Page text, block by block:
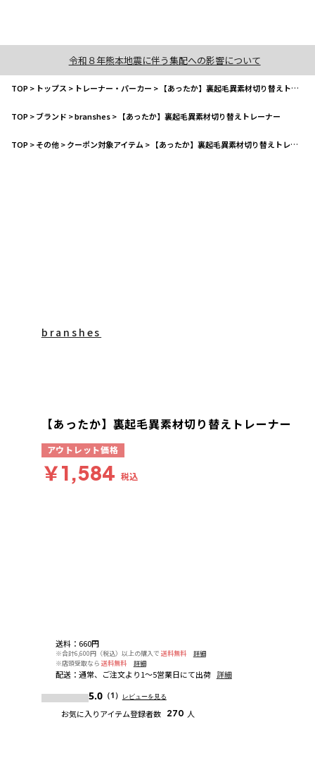
令和８年熊本地震に伴う集配への影響について
TOP> トップス > トレーナー・パーカー > 【あったか】裏起毛異素材切り替えトレーナー
TOP>ブランド >branshes> 【あったか】裏起毛異素材切り替えトレーナー
TOP>その他>クーポン対象アイテム > 【あったか】裏起毛異素材切り替えトレーナー
送料： 660円
※合計6,600円（税込）以上の購入で 送料無料
詳細
※店頭受取なら 送料無料 詳細
配送： 通常、ご注文より1～5営業日にて出荷 詳細
5.0（1） レビューを見る
お気に入りアイテム登録者数 270 人
branshes
【あったか】裏起毛異素材切り替えトレーナー
アウトレット価格
￥1,584 税込